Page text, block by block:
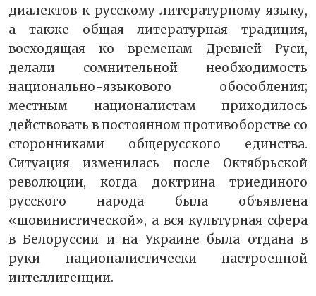
диалектов к русскому литературному языку,
а также общая литературная традиция,
восходящая ко временам Древней Руси,
делали сомнительной необходимость
национально-языкового обособления;
местным националистам приходилось
действовать в постоянном противоборстве со
сторонниками общерусского единства.
Ситуация изменилась после Октябрьской
революции, когда доктрина триединого
русского народа была объявлена
«шовинистической», а вся культурная сфера
в Белоруссии и на Украине была отдана в
руки националистически настроенной
интеллигенции.